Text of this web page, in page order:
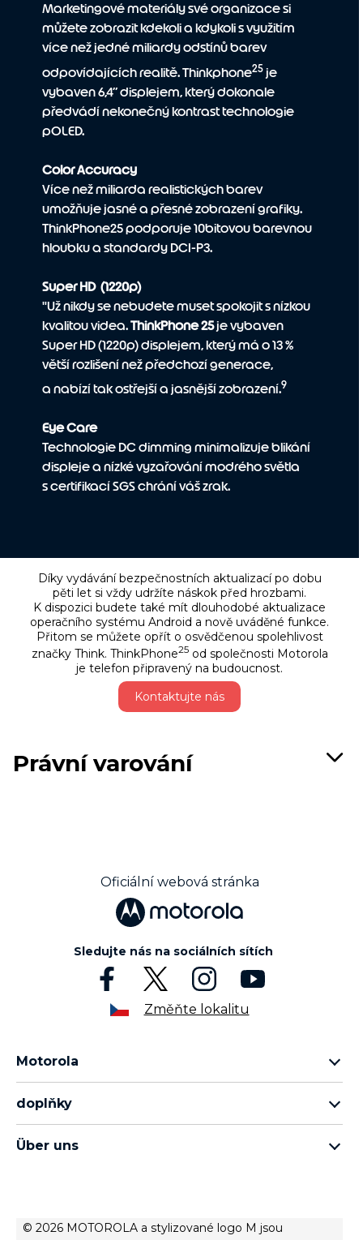
Marketingové materiály své organizace si
můžete zobrazit kdekoli a kdykoli s využitím
více než jedné miliardy odstínů barev
odpovídajících realitě. Thinkphone25je
vybaven 6,4” displejem, který dokonale
předvádí nekonečný kontrast technologie
pOLED.
Color Accuracy
Více než miliarda realistických barev
umožňuje jasné a přesné zobrazení grafiky.
ThinkPhone25 podporuje 10bitovou barevnou
hloubku a standardy DCI-P3.
Super HD (1220p)
"Už nikdy se nebudete muset spokojit s nízkou
kvalitou videa.ThinkPhone 25je vybaven
Super HD (1220p) displejem, který má o 13 %
větší rozlišení než předchozí generace,
a nabízí tak ostřejší a jasnější zobrazení.9
Eye Care
Technologie DC dimming minimalizuje blikání
displeje a nízké vyzařování modrého světla
s certifikací SGS chrání váš zrak.
Díky vydávání bezpečnostních aktualizací po dobu
pěti let si vždy udržíte náskok před hrozbami.
K dispozici budete také mít dlouhodobé aktualizace
operačního systému Android a nově uváděné funkce.
Přitom se můžete opřít o osvědčenou spolehlivost
značky Think. ThinkPhone25od společnosti Motorola
je telefon připravený na budoucnost.
Kontaktujte nás
Právní varování
Oficiální webová stránka
Sledujte nás na sociálních sítích
Změňte lokalitu
Motorola
rada moto g
doplňky
veškeré příslušenství
Über uns
conditions of sale
© 2026 MOTOROLA a stylizované logo M jsou